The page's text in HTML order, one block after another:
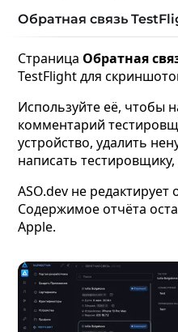
Обратная связь
Страница Обратная
TestFlight для
Используйте её, чтобы
комментарий
устройство, удалить
написать
ASO.dev не
Содержимое отчёта
Apple.